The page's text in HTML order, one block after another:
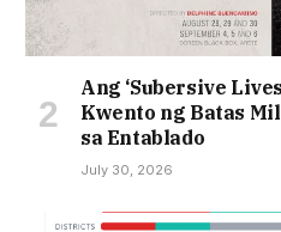
Ang ‘Subersive
Kwento ng Batas
sa Entablado
July 30, 2026